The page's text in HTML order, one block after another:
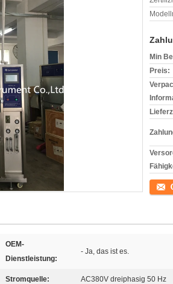
Min
Preis:
OEM-
Dienstleistung:
- Ja, das ist es.
Stromquelle: AC380V dreiphasig 50 Hz